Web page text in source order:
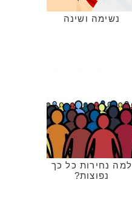
נשימה ושינה
למה נחירות כל כך
נפוצות?